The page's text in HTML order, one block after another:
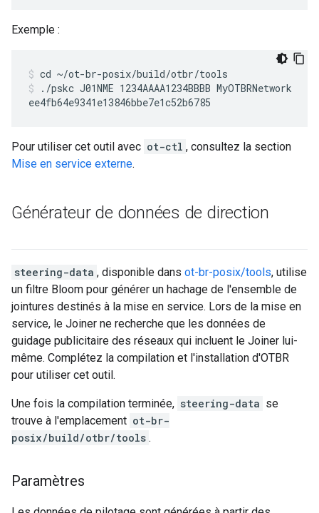
Exemple :
cd ~/ot-br-posix/build/otbr/tools
./pskc J01NME 1234AAAA1234BBBB MyOTBRNetwork
Pour utiliser cet outil avec ot-ctl , consultez la section
Mise en service externe.
Générateur de données de direction
steering-data , disponible dans ot-br-posix/tools, utilise
un filtre Bloom pour générer un hachage de l'ensemble de
jointures destinés à la mise en service. Lors de la mise en
service, le Joiner ne recherche que les données de
guidage publicitaire des réseaux qui incluent le Joiner lui-
même. Complétez la compilation et l'installation d'OTBR
pour utiliser cet outil.
Une fois la compilation terminée, steering-data se
trouve à l'emplacement ot-br-
posix/build/otbr/tools .
Paramètres